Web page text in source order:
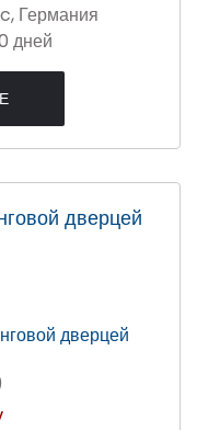
Германия
дней
дверцей